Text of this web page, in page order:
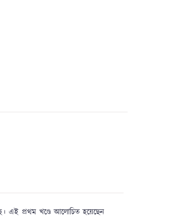
এই প্রথম খণ্ডে আলোচিত হয়েছেন